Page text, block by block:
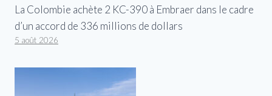
La Colombie achète 2 KC-390 à Embraer dans le cadre
d’un accord de 336 millions de dollars
5 août 2026